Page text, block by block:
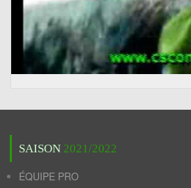
SAISON 2021/2022
ÉQUIPE PRO